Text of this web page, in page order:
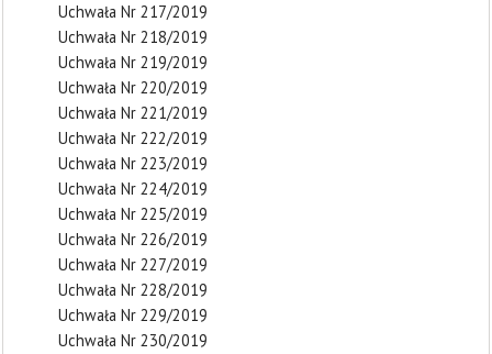
Uchwała Nr 217/2019
Uchwała Nr 218/2019
Uchwała Nr 219/2019
Uchwała Nr 220/2019
Uchwała Nr 221/2019
Uchwała Nr 222/2019
Uchwała Nr 223/2019
Uchwała Nr 224/2019
Uchwała Nr 225/2019
Uchwała Nr 226/2019
Uchwała Nr 227/2019
Uchwała Nr 228/2019
Uchwała Nr 229/2019
Uchwała Nr 230/2019